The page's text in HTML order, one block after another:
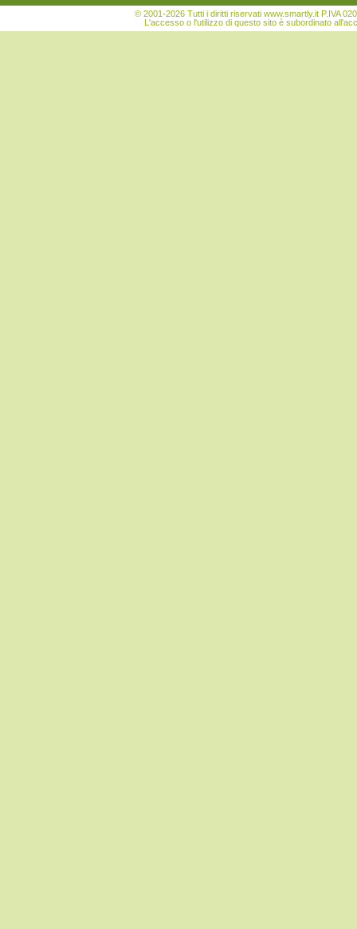
© 2001-2026 Tutti i diritti riservati www.smartly.it P.IVA
L'accesso o l'utilizzo di questo sito è subordinato